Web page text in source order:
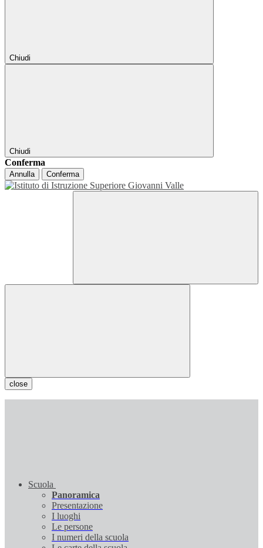
Chiudi
Chiudi
Conferma
Annulla Conferma
close
Scuola
Panoramica
Presentazione
I luoghi
Le persone
I numeri della scuola